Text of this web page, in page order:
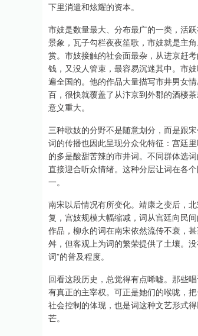
下里消遣和炫耀的资本。
市妓是数量最大、分布最广的一类，活
景象，瓦子勾栏夜夜笙歌，市妓就是主
赏。市妓接触的社会面最杂，从进京赶
钱，又没人管束，最容易沉迷其中。市
遍全国的。他的作品大量描写市井男女
百，很快就覆盖了从汴京到外郡的酒楼
意义重大。
三种歌妓的分野不是随意划分，而是跟
词的传播也因此呈现分众化特征：宫廷
的多是酸甜苦辣的市井词。不同群体选
直接迎合听众情绪。这种分层让词在各
一。
南宋以后情况有所变化。靖康之变后，
复，宫妓规模大幅缩减，词从宫廷向民
作品，柳永的词在南宋依然流传不衰，
舛，但客观上为词的繁荣提供了土壤。
词”的普及程度。
回看这段历史，总觉得有点唏嘘。那些
有真正的主宰权。可正是她们的喉咙，
社会控制的体现，也是词这种文艺形式
芒。
1.02% 深证成指 14311.01